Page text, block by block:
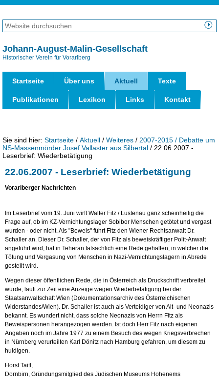
zum
Inhalt
Direkt
zur
Navigation
Website
durchsuchen
Startseite Über uns Aktuell Texte
Publikationen Lexikon Links Kontakt
Johann-August-Malin-Gesellschaft
Historischer Verein für Vorarlberg
Sie sind hier: Startseite /Aktuell /Weiteres / 2007-2015 / Debatte um
NS-Massenmörder Josef Vallaster aus Silbertal / 22.06.2007 -
Leserbrief: Wiederbetätigung
22.06.2007 - Leserbrief: Wiederbetätigung
Vorarlberger Nachrichten
Im Leserbrief vom 19. Juni wirft Walter Fitz / Lustenau ganz scheinheilig die
Frage auf, ob im KZ-Vernichtungslager Sobibor Menschen getötet und vergast
wurden - oder nicht. Als "Beweis" führt Fitz den Wiener Rechtsanwalt Dr.
Schaller an. Dieser Dr. Schaller, der von Fitz als beweiskräftiger Polit-Anwalt
angeführt wird, hat in Teheran tatsächlich eine Rede gehalten, in welcher die
Tötung und Vergasung von Menschen in Nazi-Vernichtungslagern in Abrede
gestellt wird.
Wegen dieser öffentlichen Rede, die in Österreich als Druckschrift verbreitet
wurde, läuft zur Zeit eine Anzeige wegen Wiederbetätigung bei der
Staatsanwaltschaft Wien (Dokumentationsarchiv des Österreichischen
Widerstandes/Wien). Dr. Schaller ist auch als Verteidiger von Alt- und Neonazis
bekannt. Es wundert nicht, dass solche Neonazis von Herrn Fitz als
Beweispersonen herangezogen werden. Ist doch Herr Fitz nach eigenen
Angaben noch im Jahre 1977 zu einem Besuch des wegen Kriegsverbrechen
in Nürnberg verurteilten Karl Dönitz nach Hamburg gefahren, um diesem zu
huldigen.
Horst Taitl,
Dornbirn, Gründungsmitglied des Jüdischen Museums Hohenems